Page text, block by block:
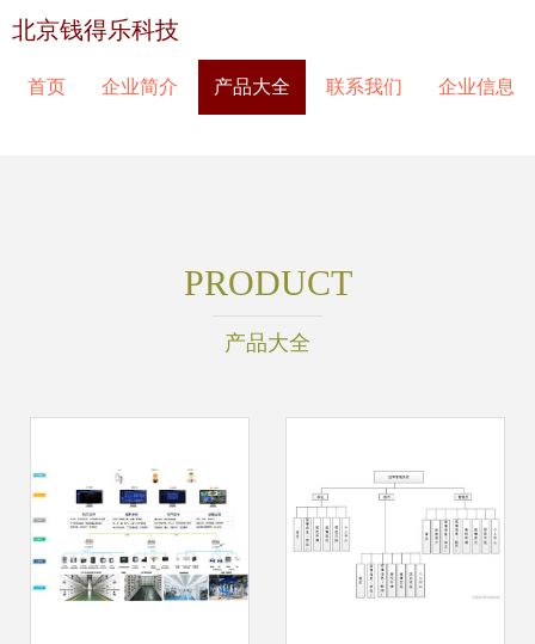
北京钱得乐科技
首页 企业简介 产品大全 联系我们 企业信息
PRODUCT
产品大全